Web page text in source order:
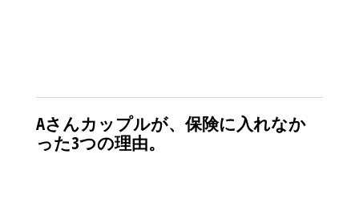
Aさんカップルが、保険に入れなか
った3つの理由。